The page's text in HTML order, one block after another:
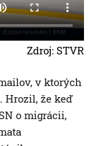
Zdroj: STVR
v ktorých
Hrozil, že keď
o migrácii,